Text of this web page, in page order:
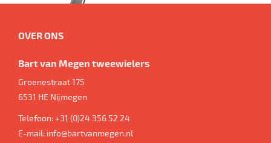
OVER ONS
Bart van Megen tweewielers
Groenestraat 175
6531 HE Nijmegen
Telefoon:+31 (0)24 356 52 24
E-mail: info@bartvanmegen.nl